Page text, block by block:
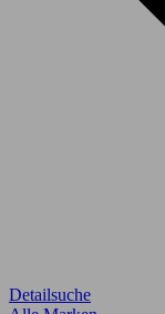
Detailsuche